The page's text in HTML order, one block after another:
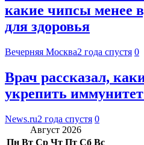
какие чипсы менее
для здоровья
Вечерняя Москва2 года спустя 0
Врач рассказал,
укрепить
News.ru2 года спустя 0
Август 2026
Пн Вт Ср Чт Пт Сб Вс